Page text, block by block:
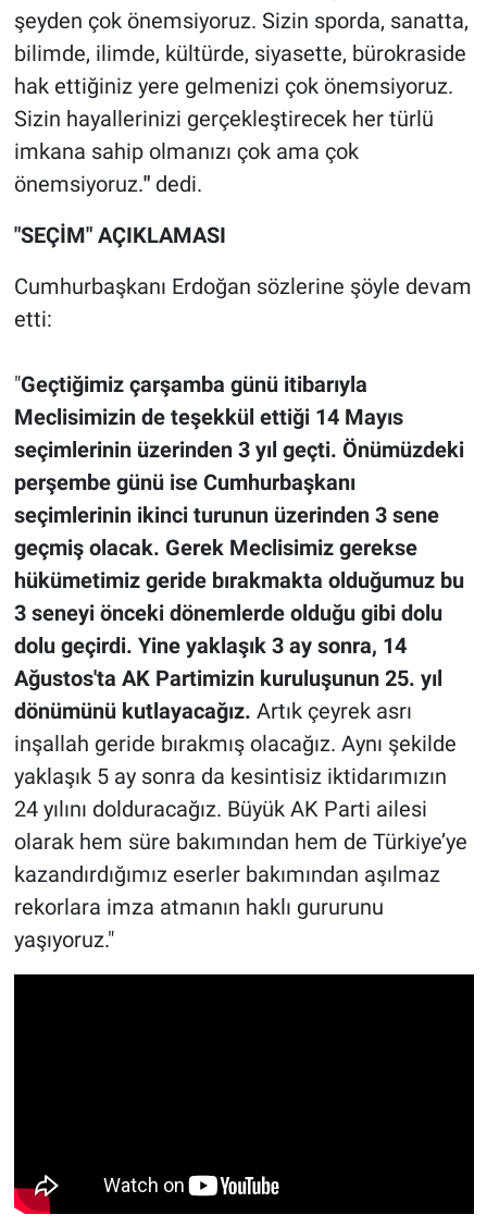
şeyden çok önemsiyoruz. Sizin sporda, sanatta,
bilimde, ilimde, kültürde, siyasette, bürokraside
hak ettiğiniz yere gelmenizi çok önemsiyoruz.
Sizin hayallerinizi gerçekleştirecek her türlü
imkana sahip olmanızı çok ama çok
önemsiyoruz."dedi.
"SEÇİM" AÇIKLAMASI
Cumhurbaşkanı Erdoğan sözlerine şöyle devam
etti:
"Geçtiğimiz çarşamba günü itibarıyla
Meclisimizin de teşekkül ettiği 14 Mayıs
seçimlerinin üzerinden 3 yıl geçti. Önümüzdeki
perşembe günü ise Cumhurbaşkanı
seçimlerinin ikinci turunun üzerinden 3 sene
geçmiş olacak. Gerek Meclisimiz gerekse
hükümetimiz geride bırakmakta olduğumuz bu
3 seneyi önceki dönemlerde olduğu gibi dolu
dolu geçirdi. Yine yaklaşık 3 ay sonra, 14
Ağustos'ta AK Partimizin kuruluşunun 25. yıl
dönümünü kutlayacağız. Artık çeyrek asrı
inşallah geride bırakmış olacağız. Aynı şekilde
yaklaşık 5 ay sonra da kesintisiz iktidarımızın
24 yılını dolduracağız. Büyük AK Parti ailesi
olarak hem süre bakımından hem de Türkiye’ye
kazandırdığımız eserler bakımından aşılmaz
rekorlara imza atmanın haklı gururunu
yaşıyoruz."